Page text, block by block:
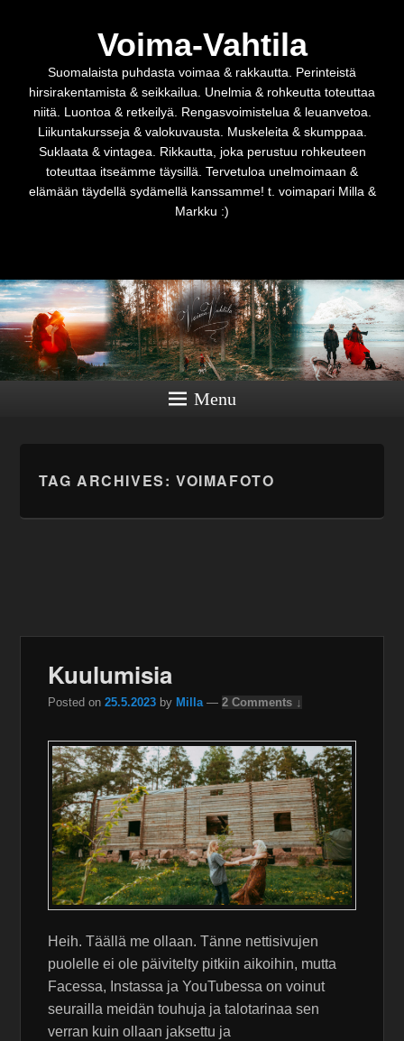
Voima-Vahtila
Suomalaista puhdasta voimaa & rakkautta. Perinteistä
hirsirakentamista & seikkailua. Unelmia & rohkeutta toteuttaa
niitä. Luontoa & retkeilyä. Rengasvoimistelua & leuanvetoa.
Liikuntakursseja & valokuvausta. Muskeleita & skumppaa.
Suklaata & vintagea. Rikkautta, joka perustuu rohkeuteen
toteuttaa itseämme täysillä. Tervetuloa unelmoimaan &
elämään täydellä sydämellä kanssamme! t. voimapari Milla &
Markku :)
Menu
TAG ARCHIVES: VOIMAFOTO
Kuulumisia
Posted on25.5.2023 by Milla —2 Comments ↓
Heih. Täällä me ollaan. Tänne nettisivujen
puolelle ei ole päivitelty pitkiin aikoihin, mutta
Facessa, Instassa ja YouTubessa on voinut
seurailla meidän touhuja ja talotarinaa sen
verran kuin ollaan jaksettu ja